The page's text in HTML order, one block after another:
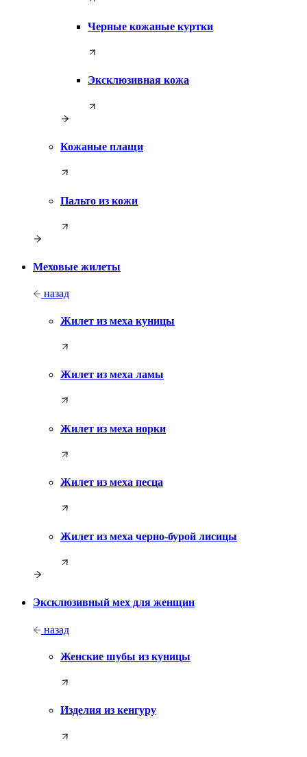
Черные кожаные куртки
Эксклюзивная кожа
Кожаные плащи
Пальто из кожи
Меховые жилеты
назад
Жилет из меха куницы
Жилет из меха ламы
Жилет из меха норки
Жилет из меха песца
Жилет из меха черно-бурой лисицы
Эксклюзивный мех для женщин
назад
Женские шубы из куницы
Изделия из кенгуру